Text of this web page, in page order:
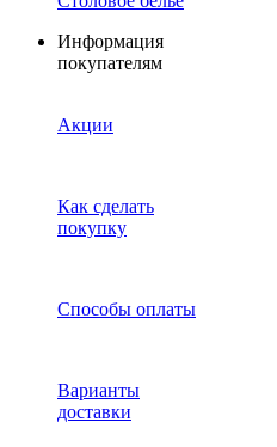
Информация
покупателям
Акции
Как сделать
покупку
Способы оплаты
Варианты
доставки